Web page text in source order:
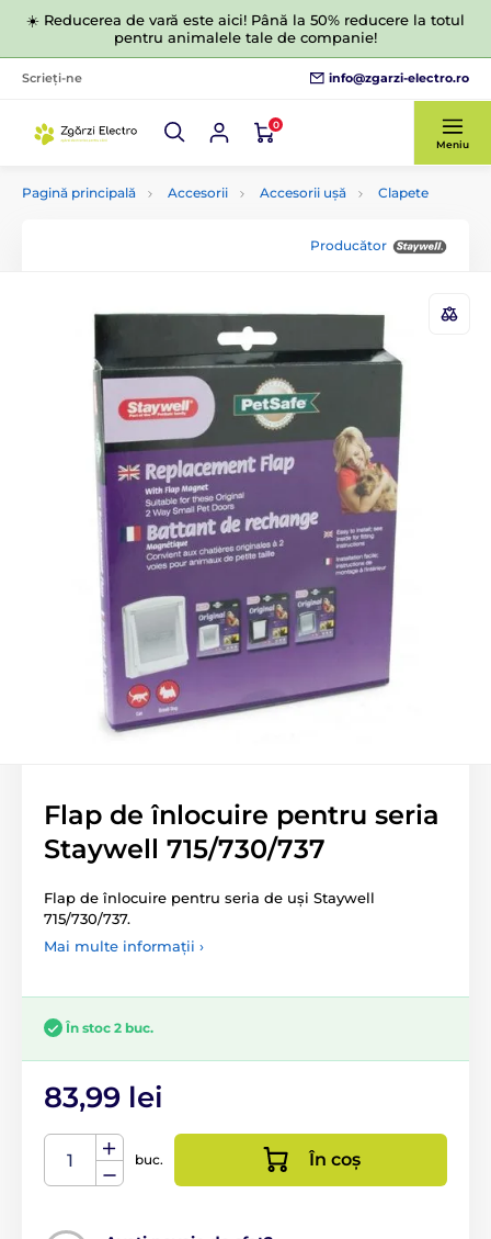
☀️ Reducerea de vară este aici! Până la 50% reducere la totul
pentru animalele tale de companie!
Scrieți-ne info@zgarzi-electro.ro
0
Meniu
Pagină principală Accesorii Accesorii ușă Clapete
Producător
Flap de înlocuire pentru seria
Staywell 715/730/737
Flap de înlocuire pentru seria de uși Staywell
715/730/737.
Mai multe informații ›
În stoc 2 buc.
83,99 lei
buc. În coș